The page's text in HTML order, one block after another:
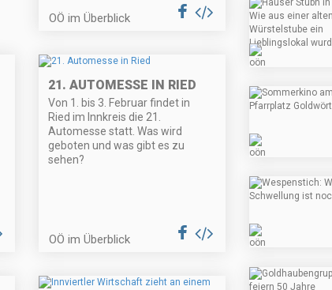
OÖ im Überblick
21. AUTOMESSE IN RIED
Von 1. bis 3. Februar findet in
Ried im Innkreis die 21.
Automesse statt. Was wird
geboten und was gibt es zu
sehen?
OÖ im Überblick